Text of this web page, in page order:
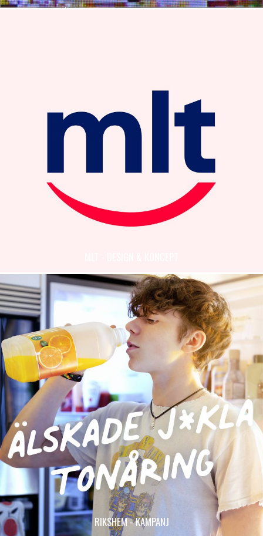
RIKSHEM - KAMPANJ